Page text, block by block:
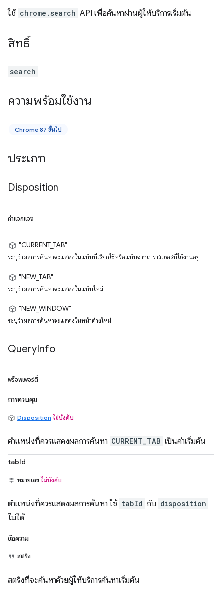
ใช้ chrome.search API เพื่อค้นหาผ่านผู้ให้บริการเริ่มต้น
สิทธิ์
search
ความพร้อมใช้งาน
Chrome 87 ขึ้นไป
ประเภท
Disposition
ค่าแจกแจง
"CURRENT_TAB"
ระบุว่าผลการค้นหาจะแสดงในแท็บที่เรียกใช้หรือแท็บจากเบราว์เซอร์ที่ใช้งานอยู่
"NEW_TAB"
ระบุว่าผลการค้นหาจะแสดงในแท็บใหม่
"NEW_WINDOW"
ระบุว่าผลการค้นหาจะแสดงในหน้าต่างใหม่
QueryInfo
พร็อพเพอร์ตี้
การควบคุม
Disposition ไม่บังคับ
ตำแหน่งที่ควรแสดงผลการค้นหา CURRENT_TAB เป็นค่าเริ่มต้น
tabId
หมายเลข ไม่บังคับ
ตำแหน่งที่ควรแสดงผลการค้นหา ใช้ tabId กับ disposition
ไม่ได้
ข้อความ
สตริง
สตริงที่จะค้นหาด้วยผู้ให้บริการค้นหาเริ่มต้น